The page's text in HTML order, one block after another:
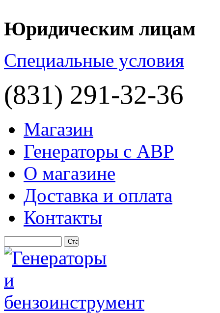
Юридическим лицам
Специальные условия
(831) 291-32-36
Магазин
Генераторы с АВР
О магазине
Доставка и оплата
Контакты